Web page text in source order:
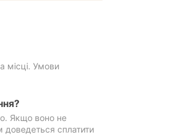
місці. Умови
Якщо воно не
сплатити